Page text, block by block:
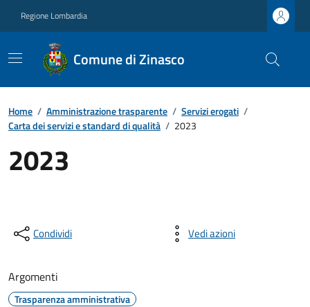
Regione Lombardia
Comune di Zinasco
Home / Amministrazione trasparente / Servizi erogati /
Carta dei servizi e standard di qualità / 2023
2023
Condividi Vedi azioni
Argomenti
Trasparenza amministrativa